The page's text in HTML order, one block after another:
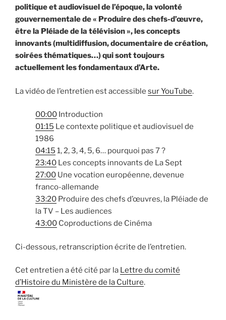
politique et audiovisuel de l’époque, la volonté
gouvernementale de « Produire des chefs-d’œuvre,
être la Pléiade de la télévision », les concepts
innovants (multidiffusion, documentaire de création,
soirées thématiques…) qui sont toujours
actuellement les fondamentaux d’Arte.
La vidéo de l’entretien est accessible sur YouTube.
00:00 Introduction
01:15 Le contexte politique et audiovisuel de
1986
04:15 1, 2, 3, 4, 5, 6… pourquoi pas 7 ?
23:40 Les concepts innovants de La Sept
27:00 Une vocation européenne, devenue
franco-allemande
33:20 Produire des chefs d’œuvres, la Pléiade de
la TV – Les audiences
43:00 Coproductions de Cinéma
Ci-dessous, retranscription écrite de l’entretien.
Cet entretien a été cité par la Lettre du comité
d’Histoire du Ministère de la Culture.